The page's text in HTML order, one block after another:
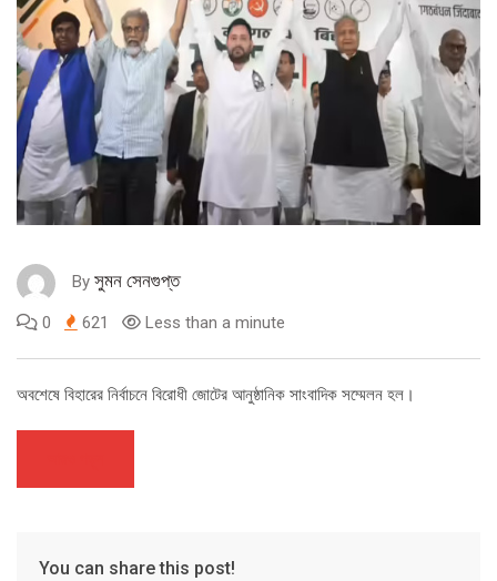
By সুমন সেনগুপ্ত
0 621 Less than a minute
অবশেষে বিহারের নির্বাচনে বিরোধী জোটের আনুষ্ঠানিক সাংবাদিক সম্মেলন হল।
You can share this post!